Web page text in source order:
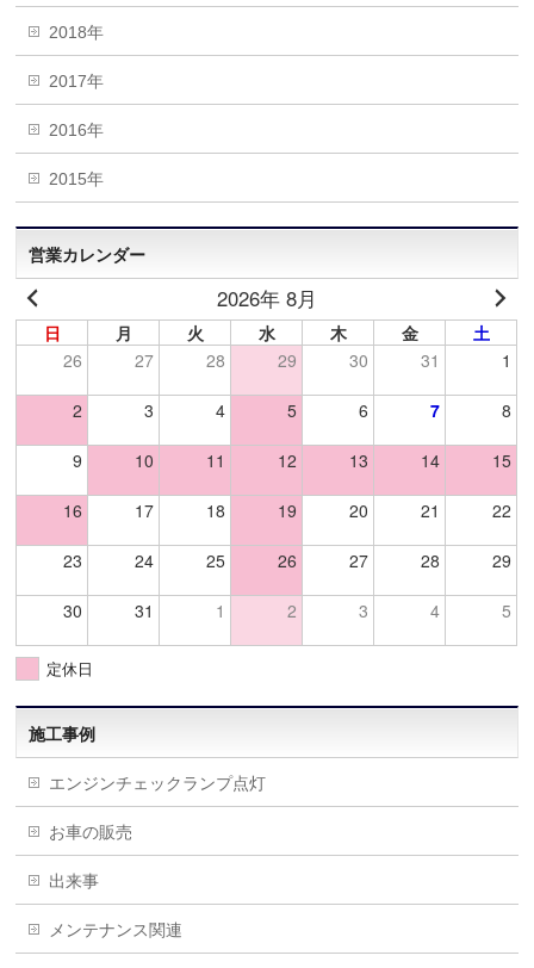
2018年
2017年
2016年
2015年
営業カレンダー
2026年 8月
日 月 火 水 木 金
土
26
27 28 29 30 31 1
2 3 4 5 6 7 8
9 10 11 12 13 14 15
16 17 18 19 20 21 22
23 24 25 26 27 28 29
30 31 1 2 3 4 5
定休日
施工事例
エンジンチェックランプ点灯
お車の販売
出来事
メンテナンス関連